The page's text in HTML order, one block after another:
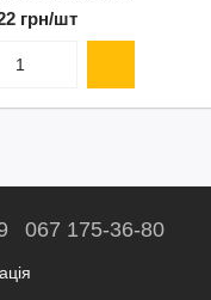
грн/шт
067 175-36-80